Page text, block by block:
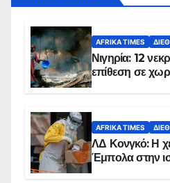
AFRIKA TIMES
Νιγηρία: 12
επίθεση σε
AFRIKA TIMES
ΛΔ Κονγκό: Η
Έμπολα στην